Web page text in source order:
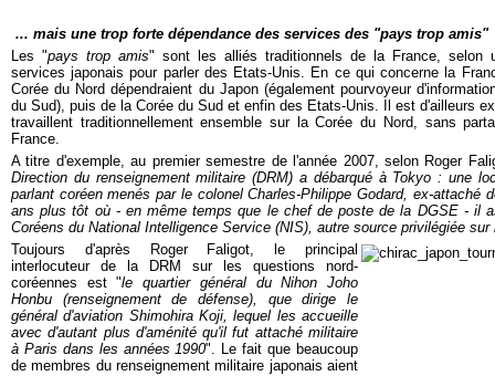
... mais une trop forte dépendance des services des "pays trop amis"
Les "pays trop amis" sont les alliés traditionnels de la France, selon
services japonais pour parler des Etats-Unis. En ce qui concerne la
Corée du Norddépendraient du Japon (également pourvoyeur
du Sud), puis de la Corée du Sud et enfin des Etats-Unis. Il est d'ailleurs
travaillent traditionnellement ensemble sur la Corée du Nord, sans
France.
A titre d'exemple, au premier semestre de l'année 2007, selon Roger
Direction du renseignement militaire (DRM) a débarqué à Tokyo : une
parlant coréen menés par le colonel Charles-Philippe Godard, ex-attaché
ans plus tôt où - en même temps que le chef de poste de la DGSE - il
Coréens du National Intelligence Service (NIS), autre source privilégiée
Toujours d'après Roger Faligot, le principal
interlocuteur de la DRM sur les questions nord-
coréennes est "le quartier général du Nihon Joho
Honbu (renseignement de défense), que dirige le
général d'aviation Shimohira Koji, lequel les accueille
avec d'autant plus d'aménité qu'il fut attaché militaire
à Paris dans les années 1990". Le fait que beaucoup
de membres du renseignement militaire japonais aient